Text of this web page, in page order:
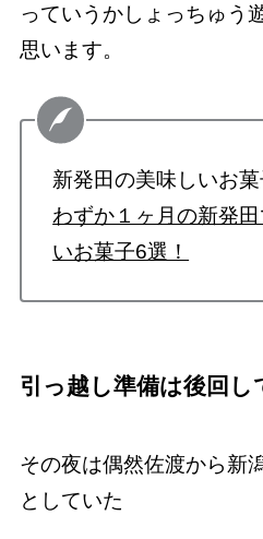
っていうかしょっちゅう
思います。
新発田の美味しいお
わずか１ヶ月の新発
いお菓子6選！
引っ越し準備は後回し
その夜は偶然佐渡から新
としていた